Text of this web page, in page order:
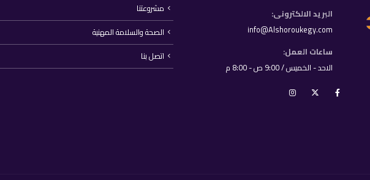
البريد الالكترونى:
info@Alshoroukegy.com
ساعات العمل:
الاحد - الخميس / 9:00 ص - 8:00 م
مشروعتنا
الصحة والسلامة المهنية
اتصل بنا